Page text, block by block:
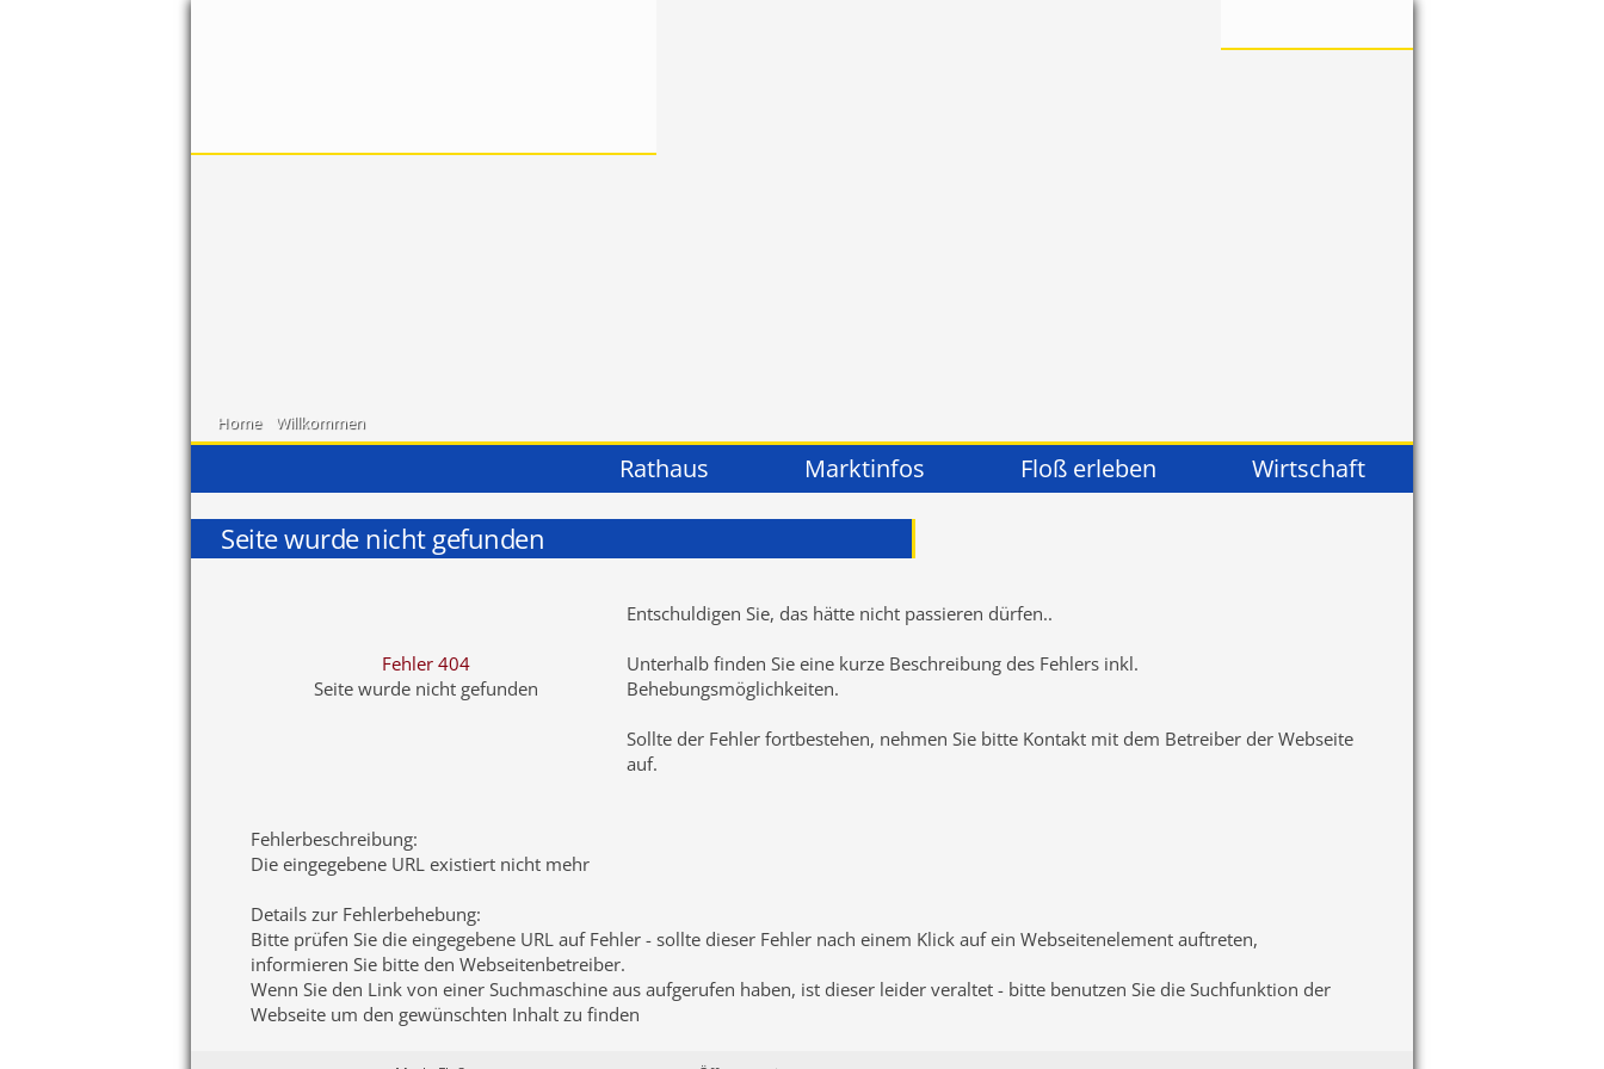
Home Willkommen
Rathaus Marktinfos Floß erleben Wirtschaft
Seite wurde nicht gefunden
Fehler 404
Seite wurde nicht gefunden
Entschuldigen Sie, das hätte nicht passieren dürfen..
Unterhalb finden Sie eine kurze Beschreibung des Fehlers inkl.
Behebungsmöglichkeiten.
Sollte der Fehler fortbestehen, nehmen Sie bitte Kontakt mit dem Betreiber der Webseite
auf.
Fehlerbeschreibung:
Die eingegebene URL existiert nicht mehr
Details zur Fehlerbehebung:
Bitte prüfen Sie die eingegebene URL auf Fehler - sollte dieser Fehler nach einem Klick auf ein Webseitenelement auftreten,
informieren Sie bitte den Webseitenbetreiber.
Wenn Sie den Link von einer Suchmaschine aus aufgerufen haben, ist dieser leider veraltet - bitte benutzen Sie die Suchfunktion der
Webseite um den gewünschten Inhalt zu finden